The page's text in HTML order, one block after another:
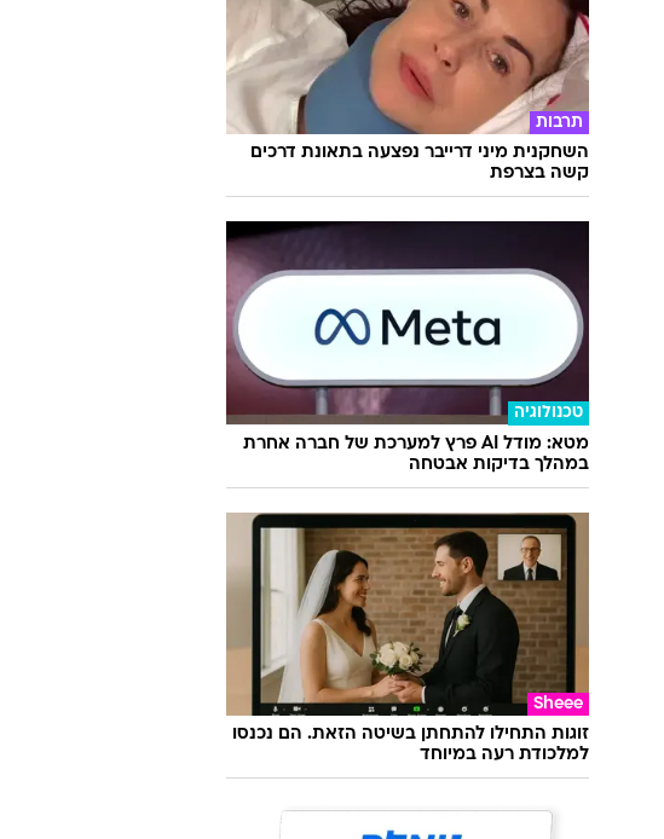
תרבות
השחקנית מיני דרייבר נפצעה בתאונת דרכים
קשה בצרפת
טכנולוגיה
מטא: מודל AI פרץ למערכת של חברה אחרת
במהלך בדיקות אבטחה
Sheee
זוגות התחילו להתחתן בשיטה הזאת. הם נכנסו
למלכודת רעה במיוחד